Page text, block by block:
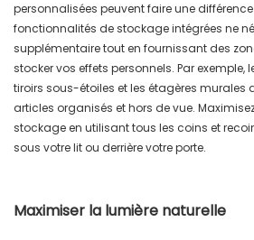
personnalisées peuvent faire une
fonctionnalités de stockage intégrées ne
supplémentaire tout en fournissant des
stocker vos effets personnels. Par exemple,
tiroirs sous-étoiles et les étagères murales
articles organisés et hors de vue.
stockage en utilisant tous les coins et
sous votre lit ou derrière votre porte.
Maximiser la lumière naturelle